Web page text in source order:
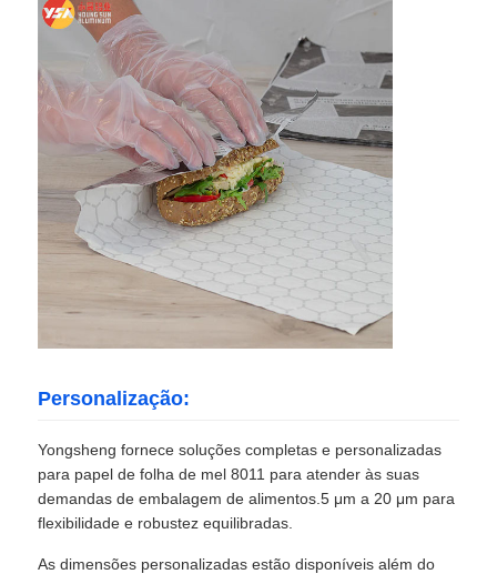
Personalização:
Yongsheng fornece soluções completas e personalizadas
para papel de folha de mel 8011 para atender às suas
demandas de embalagem de alimentos.5 μm a 20 μm para
flexibilidade e robustez equilibradas.
As dimensões personalizadas estão disponíveis além do